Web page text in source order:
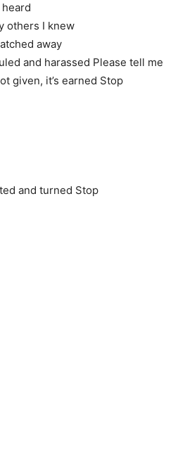
others I knew
away
and harassed Please tell me
given, it’s earned Stop
and turned Stop